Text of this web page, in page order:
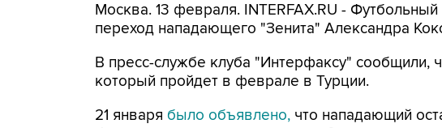
Москва. 13 февраля. INTERFAX.RU -
переход нападающего "Зенита" Александра
В пресс-службе клуба "Интерфаксу" сообщили,
который пройдет в феврале в Турции.
21 января было объявлено, что нападающий